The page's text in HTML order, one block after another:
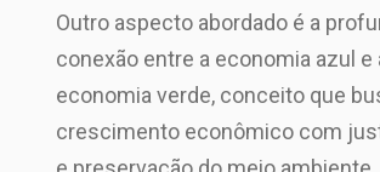
Outro aspecto abordado é a
conexão entre a economia azul e
economia verde, conceito que
crescimento econômico com